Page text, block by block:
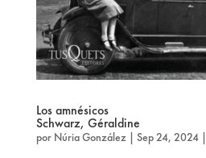
Los amnésicos
Schwarz, Géraldine
por Núria González| Sep 24, 2024|